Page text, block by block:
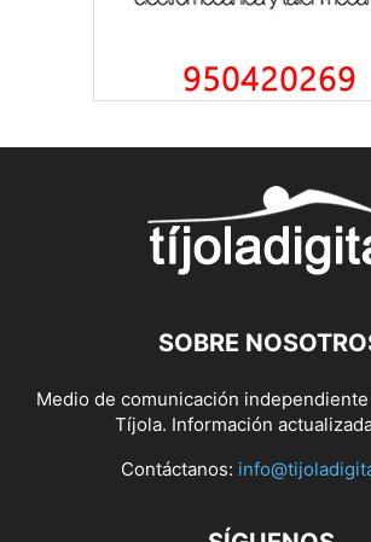
SOBRE
Medio de comunicación
Tíjola. Información
Contáctanos: